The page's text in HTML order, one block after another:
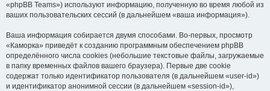
«phpBB Teams») используют информацию, полученную во время любой из
ваших пользовательских сессий (в дальнейшем «ваша информация»).
Ваша информация собирается двумя способами. Во-первых, просмотр
«Каморка» приведёт к созданию программным обеспечением phpBB
определённого числа cookies (небольшие текстовые файлы, загружаемые
в папку временных файлов вашего браузера). Первые две cookie
содержат только идентификатор пользователя (в дальнейшем «user-id»)
и идентификатор анонимной сессии (в дальнейшем «session-id»),